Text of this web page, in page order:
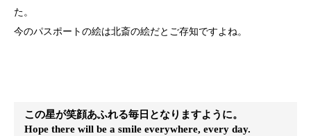
た。
今のパスポートの絵は北斎の絵だとご存知ですよね。
この星が笑顔あふれる毎日となりますように。
Hope there will be a smile everywhere, every day.